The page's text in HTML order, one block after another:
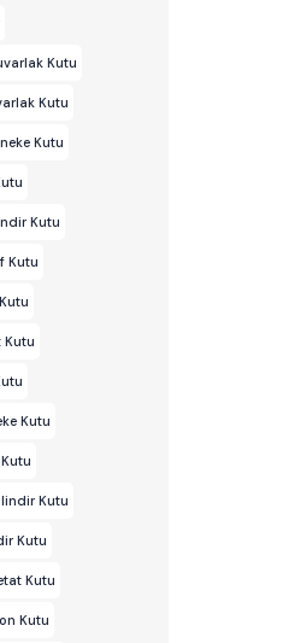
Kutu
Kutu
Kutu
Kutu
Kutu
Kutu
Kutu
Kutu
Kutu
Kutu
Kutu